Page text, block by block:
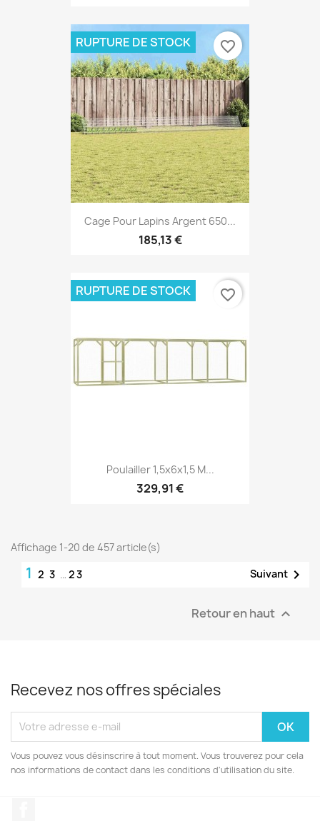
Cage Pour Lapins Argent 650...
185,13 €
RUPTURE DE STOCK favorite_border
Poulailler 1,5x6x1,5 M...
329,91 €
RUPTURE DE STOCK favorite_border
Affichage 1-20 de 457 article(s)
1 2 3 … 23 Suivant 
Retour en haut 
Recevez nos offres spéciales
Vous pouvez vous désinscrire à tout moment. Vous trouverez pour cela
nos informations de contact dans les conditions d'utilisation du site.